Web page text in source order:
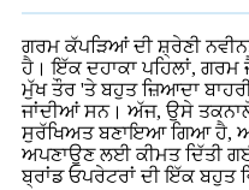
ਗਰਮ ਕੱਪੜਿਆਂ ਦੀ ਸ਼੍ਰੇਣੀ
ਹੈ। ਇੱਕ ਦਹਾਕਾ ਪਹਿਲਾਂ,
ਮੁੱਖ ਤੌਰ 'ਤੇ ਬਹੁਤ ਜ਼ਿਆਦਾ
ਜਾਂਦੀਆਂ ਸਨ। ਅੱਜ, ਉਸੇ
ਸੁਰੱਖਿਅਤ ਬਣਾਇਆ ਗਿਆ ਹੈ,
ਅਪਣਾਉਣ ਲਈ ਕੀਮਤ ਦਿੱਤੀ
ਬ੍ਰਾਂਡ ਓਪਰੇਟਰਾਂ ਦੀ ਇੱਕ ਬਹੁਤ